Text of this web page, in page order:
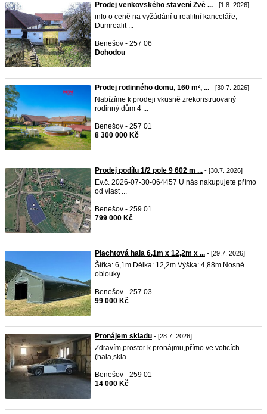
Prodej venkovského stavení Zvě ... - [1.8. 2026]
info o ceně na vyžádání u realitní kanceláře,
Dumrealit ...
Benešov - 257 06
Dohodou
Prodej rodinného domu, 160 m², ... - [30.7. 2026]
Nabízíme k prodeji vkusně zrekonstruovaný
rodinný dům 4 ...
Benešov - 257 01
8 300 000 Kč
Prodej podílu 1/2 pole 9 602 m ... - [30.7. 2026]
Ev.č. 2026-07-30-064457 U nás nakupujete přímo
od vlast ...
Benešov - 259 01
799 000 Kč
Plachtová hala 6,1m x 12,2m x ... - [29.7. 2026]
Šířka: 6,1m Délka: 12,2m Výška: 4,88m Nosné
oblouky ...
Benešov - 257 03
99 000 Kč
Pronájem skladu - [28.7. 2026]
Zdravím,prostor k pronájmu,přímo ve voticích
(hala,skla ...
Benešov - 259 01
14 000 Kč